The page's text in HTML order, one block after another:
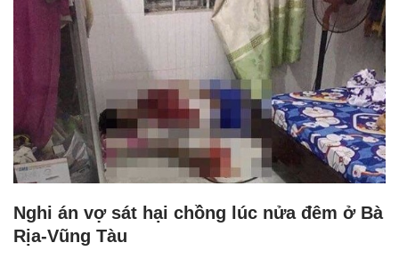
Nghi án vợ sát hại chồng lúc nửa đêm ở Bà
Rịa-Vũng Tàu